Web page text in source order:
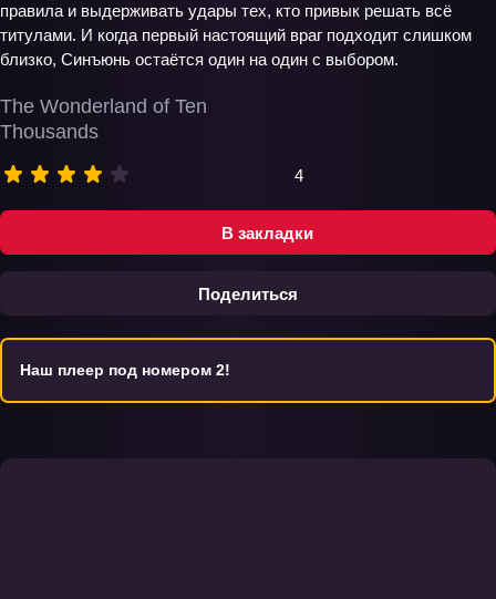
В закладки
Поделиться
The Wonderland of Ten
Thousands
4
правила и выдерживать удары тех, кто привык решать всё
титулами. И когда первый настоящий враг подходит слишком
близко, Синъюнь остаётся один на один с выбором.
Наш плеер под номером 2!